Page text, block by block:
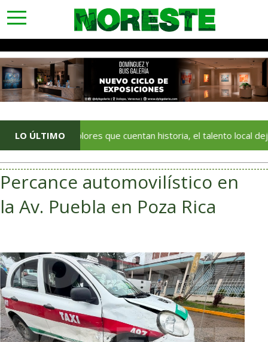
toggle
navigation
LO ÚLTIMO
Con colores que cuentan historia, el talento local deja huella
Percance automovilístico en
la Av. Puebla en Poza Rica